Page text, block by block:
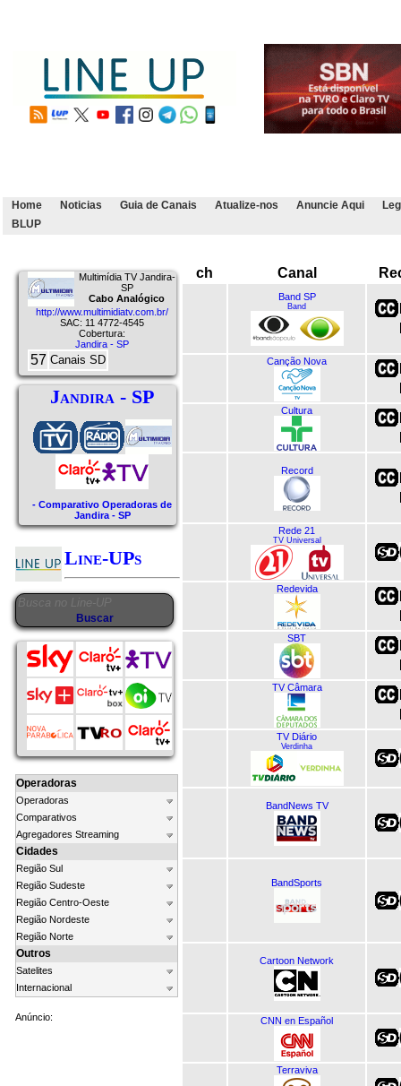
Home Noticias Guia de Canais Atualize-nos Anuncie Aqui
BLUP
Multimídia TV Jandira-
SP
Cabo Analógico
http://www.multimidiatv.com.br/
SAC: 11 4772-4545
Cobertura:
Jandira - SP
57 Canais SD
Jandira - SP
- Comparativo Operadoras de
Jandira - SP
Line-UPs
Operadoras
Operadoras
Comparativos
Agregadores Streaming
Cidades
Região Sul
Região Sudeste
Região Centro-Oeste
Região Nordeste
Região Norte
Outros
Satelites
Internacional
Anúncio:
ch Canal
Band SP
Band
Canção Nova
Cultura
Record
Rede 21
TV Universal
Redevida
SBT
TV Câmara
TV Diário
Verdinha
BandNews TV
BandSports
Cartoon Network
CNN en Español
Terraviva